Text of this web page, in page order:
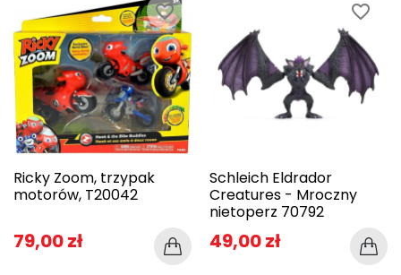
favorite_border
Ricky Zoom, trzypak
motorów, T20042
79,00 zł
favorite_border
Schleich Eldrador
Creatures - Mroczny
nietoperz 70792
49,00 zł